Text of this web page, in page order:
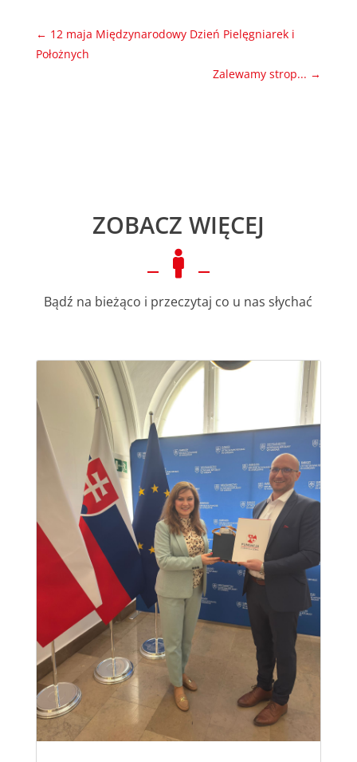
← 12 maja Międzynarodowy Dzień Pielęgniarek i
Położnych
Zalewamy strop... →
ZOBACZ WIĘCEJ

Bądź na bieżąco i przeczytaj co u nas słychać